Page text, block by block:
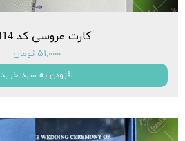
کارت عروسی کد T-1114
۵۱,۰۰۰ تومان
افزودن به سبد خرید